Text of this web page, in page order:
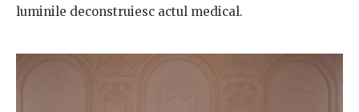
luminile deconstruiesc actul medical.